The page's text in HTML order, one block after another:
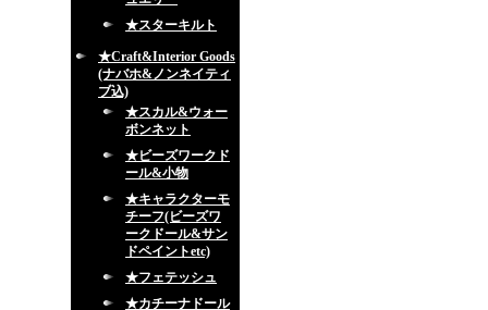
★スターキルト
★Craft&Interior Goods
(ナバホ&ノンネイティ
ブ込)
★スカル&ウォー
ボンネット
★ビーズワークド
ール&小物
★キャラクターモ
チーフ(ビーズワ
ークドール&サン
ドペイントetc)
★フェテッシュ
★カチーナドール